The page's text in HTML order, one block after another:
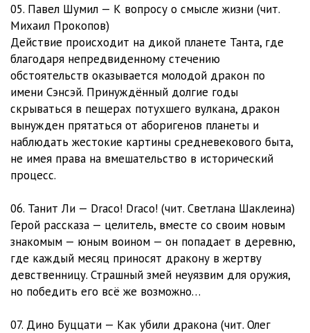
05. Павел Шумил — К вопросу о смысле жизни (чит.
Михаил Прокопов)
Действие происходит на дикой планете Танта, где
благодаря непредвиденному стечению
обстоятельств оказывается молодой дракон по
имени Сэнсэй. Принуждённый долгие годы
скрываться в пещерах потухшего вулкана, дракон
вынужден прятаться от аборигенов планеты и
наблюдать жестокие картины средневекового быта,
не имея права на вмешательство в исторический
процесс.
06. Танит Ли — Draco! Draco! (чит. Светлана Шаклеина)
Герой рассказа — целитель, вместе со своим новым
знакомым — юным воином — он попадает в деревню,
где каждый месяц приносят дракону в жертву
девственницу. Страшный змей неуязвим для оружия,
но победить его всё же возможно…
07. Дино Буццати — Как убили дракона (чит. Олег